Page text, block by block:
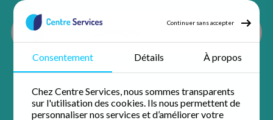
Continuer sans accepter
Consentement Détails À propos
Chez Centre Services, nous sommes transparents
sur l'utilisation des cookies. Ils nous permettent de
personnaliser nos services et d’améliorer votre